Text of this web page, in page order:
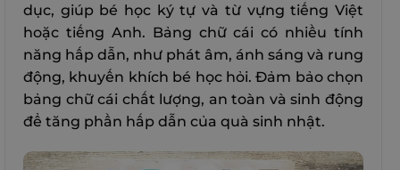
dục, giúp bé học ký tự và từ vựng tiếng Việt
hoặc tiếng Anh. Bảng chữ cái có nhiều tính
năng hấp dẫn, như phát âm, ánh sáng và rung
động, khuyến khích bé học hỏi. Đảm bảo chọn
bảng chữ cái chất lượng, an toàn và sinh động
để tăng phần hấp dẫn của quà sinh nhật.